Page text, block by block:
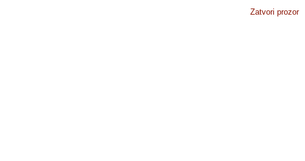
Zatvori prozor